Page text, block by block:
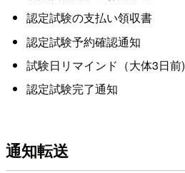
認定試験の支払い領収書
認定試験予約確認通知
試験日リマインド（大体3日前)
認定試験完了通知
通知転送